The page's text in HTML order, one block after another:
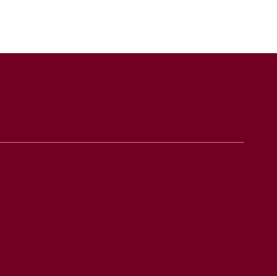
stagiaires
Internationales de Défense